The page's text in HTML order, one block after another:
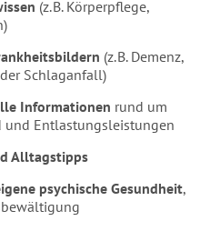
(z. B. Körperpflege,
(z. B. Demenz,
Schlaganfall)
Informationen rund um
und Entlastungsleistungen
Alltagstipps
psychische Gesundheit,